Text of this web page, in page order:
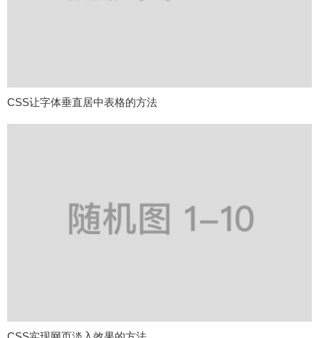
CSS让字体垂直居中表格的方法